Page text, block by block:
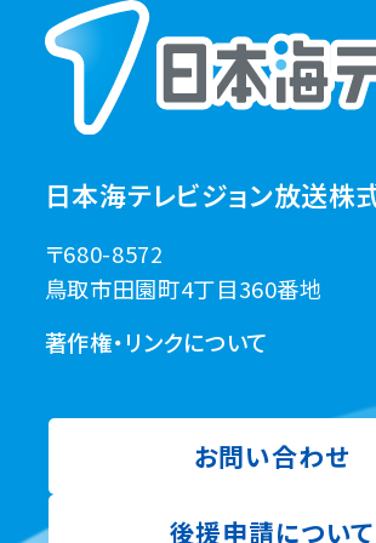
日本海テレビジョン放送株
〒680-8572
鳥取市田園町4丁目360番地
著作権・リンクについて
お問い合わせ
後援申請について